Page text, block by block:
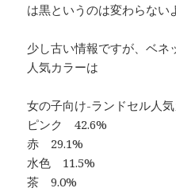
は黒というのは変わらない
少し古い情報ですが、ベネ
人気カラーは
女の子向け-ランドセル人
ピンク 42.6%
赤 29.1%
水色 11.5%
茶 9.0%